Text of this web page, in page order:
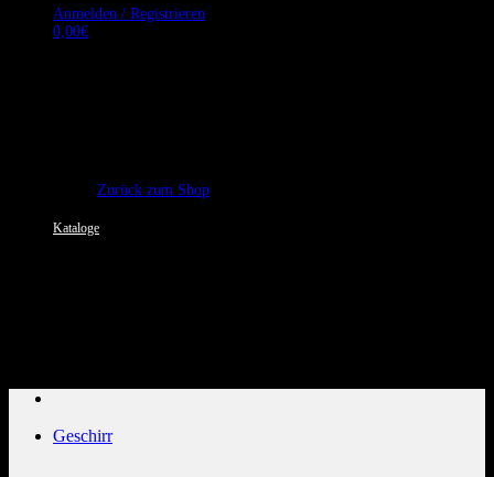
Anmelden / Registrieren
0,00€
Zurück zum Shop
Kataloge
Geschirr